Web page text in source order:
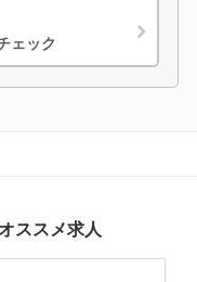
ェック
ススメ求人